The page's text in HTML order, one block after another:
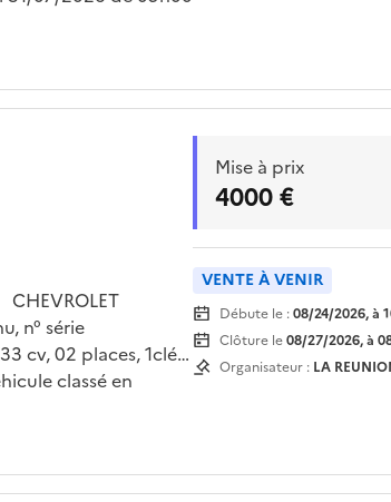
frais de garde
n° série
cv, 02 places, 1clé
classé en
le jeudi 30/07/2026
sur plateau
Mise à prix
4000 €
VENTE À VENIR
Débute le :08/24/2026, à
Clôture le08/27/2026, à
Organisateur : LA